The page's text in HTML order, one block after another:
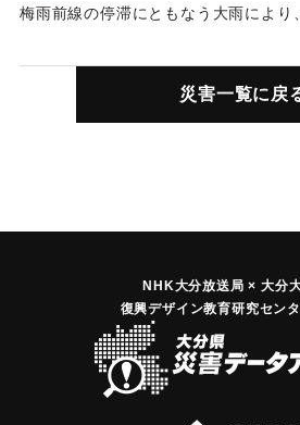
梅雨前線の停滞にともなう大雨により
災害一覧に戻
NHK大分放送局 × 大分
復興デザイン教育研究セン